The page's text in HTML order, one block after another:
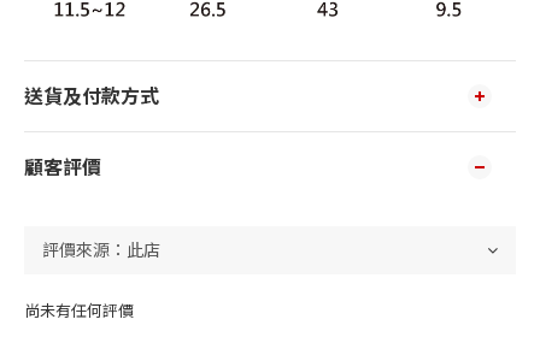
送貨及付款方式
顧客評價
尚未有任何評價